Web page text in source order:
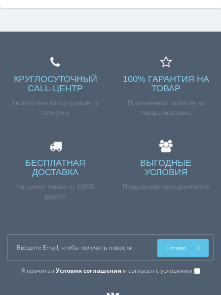
КРУГЛОСУТОЧНЫЙ
CALL-ЦЕНТР
Бесплатные консультации по
телефону
100% ГАРАНТИЯ НА
ТОВАР
Пожизненная гарантия на
товары магазина
БЕСПЛАТНАЯ
ДОСТАВКА
На сумму заказа от 10000
рублей
ВЫГОДНЫЕ
УСЛОВИЯ
Предлагаем сотрудничество
Я прочитал Условия соглашенияи согласен с условиями
Готово